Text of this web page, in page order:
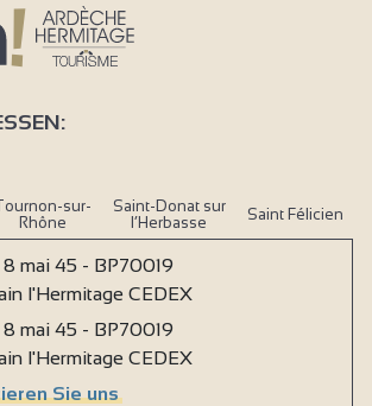
sur-
Rhône
Saint-Donat sur
l’Herbasse
Saint Félicien
8 mai 45 - BP70019
l'Hermitage CEDEX
8 mai 45 - BP70019
l'Hermitage CEDEX
Sie uns